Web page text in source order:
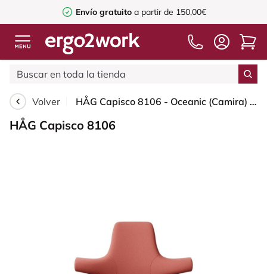
Envío gratuito a partir de 150,00€
Volver HÅG Capisco 8106 - Oceanic (Camira) - Poliéster reciclado - OCI012 - Orange-red - Moss Grey - 150mm (seat height 40–55cm) - Glides
HÅG Capisco 8106